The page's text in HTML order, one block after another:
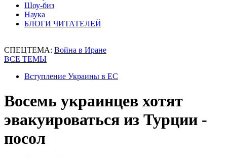
Шоу-биз
Наука
БЛОГИ ЧИТАТЕЛЕЙ
СПЕЦТЕМА: Война в Иране
ВСЕ ТЕМЫ
Вступление Украины в ЕС
Восемь украинцев хотят
эвакуироваться из Турции -
посол